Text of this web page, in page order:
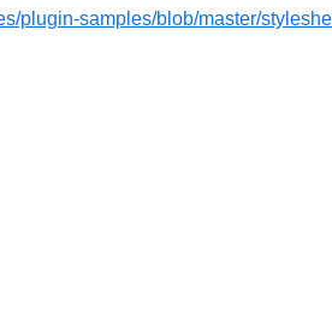
plugin-samples/blob/master/